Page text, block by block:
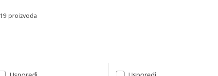
se prenamjenjuje za aktivnosti i goste.
Sortiraj i filtriraj
19 proizvoda
Popis rezultata